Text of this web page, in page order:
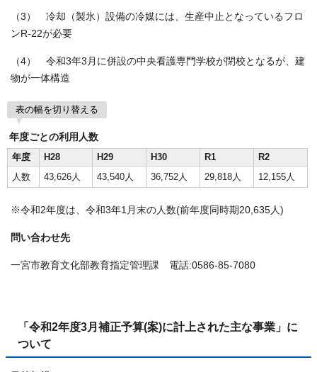
（3） 冷却（製氷）設備の冷媒には、生産中止となっているフロ
ンR-22が必要
（4） 令和3年3月に併設の中央看護専門学校が閉校となるが、建
物が一体構造
表の幅を切り替える
年度ごとの利用人数
年度
H28 H29 H30 R1
R2
人数
43,626人 43,540人 36,752人 29,818人 12,155人
※令和2年度は、令和3年1月末の人数(前年度同時期20,635人)
問い合わせ先
一宮市教育文化部教育指定管理課 電話:0586-85-7080
「令和2年度3月補正予算(案)に計上された主な事業」に
ついて